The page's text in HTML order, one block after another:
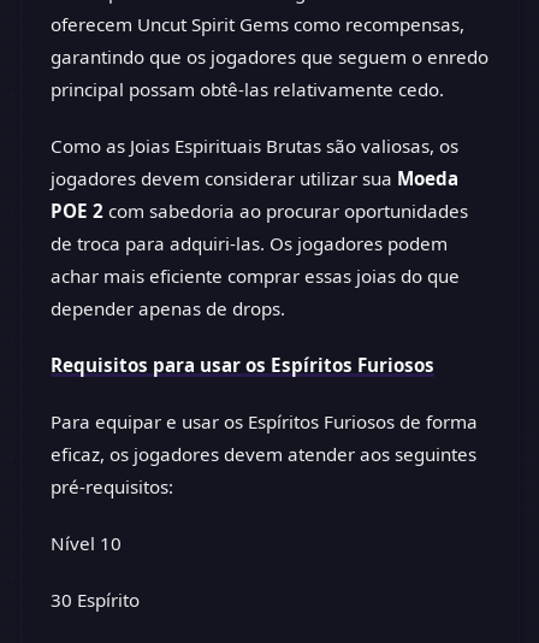
oferecem Uncut Spirit Gems como recompensas,
garantindo que os jogadores que seguem o enredo
principal possam obtê-las relativamente cedo.
Como as Joias Espirituais Brutas são valiosas, os
jogadores devem considerar utilizar sua Moeda
POE 2 com sabedoria ao procurar oportunidades
de troca para adquiri-las. Os jogadores podem
achar mais eficiente comprar essas joias do que
depender apenas de drops.
Requisitos para usar os Espíritos Furiosos
Para equipar e usar os Espíritos Furiosos de forma
eficaz, os jogadores devem atender aos seguintes
pré-requisitos:
Nível 10
30 Espírito